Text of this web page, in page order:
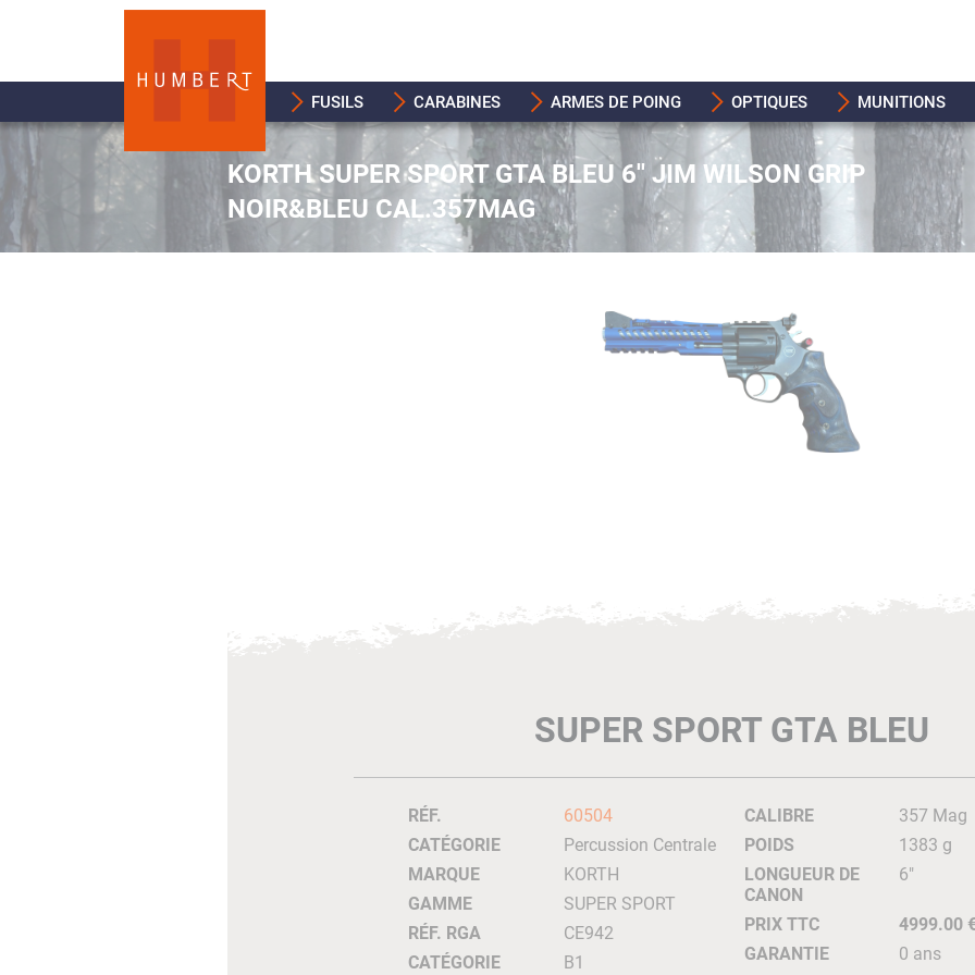
FUSILS CARABINES ARMES DE POING OPTIQUES MUNITIONS
KORTH SUPER SPORT GTA BLEU 6'' JIM WILSON GRIP
NOIR&BLEU CAL.357MAG
SUPER SPORT GTA BLEU
RÉF.
60504
CATÉGORIE
Percussion Centrale
MARQUE
KORTH
GAMME
SUPER SPORT
RÉF. RGA
CE942
CATÉGORIE
B1
CALIBRE
357 Mag
POIDS
1383 g
LONGUEUR DE
CANON
6"
PRIX TTC
4999.00
GARANTIE
0 ans